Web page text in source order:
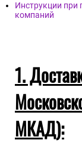
Инструкции при
компаний
1.
МКАД):